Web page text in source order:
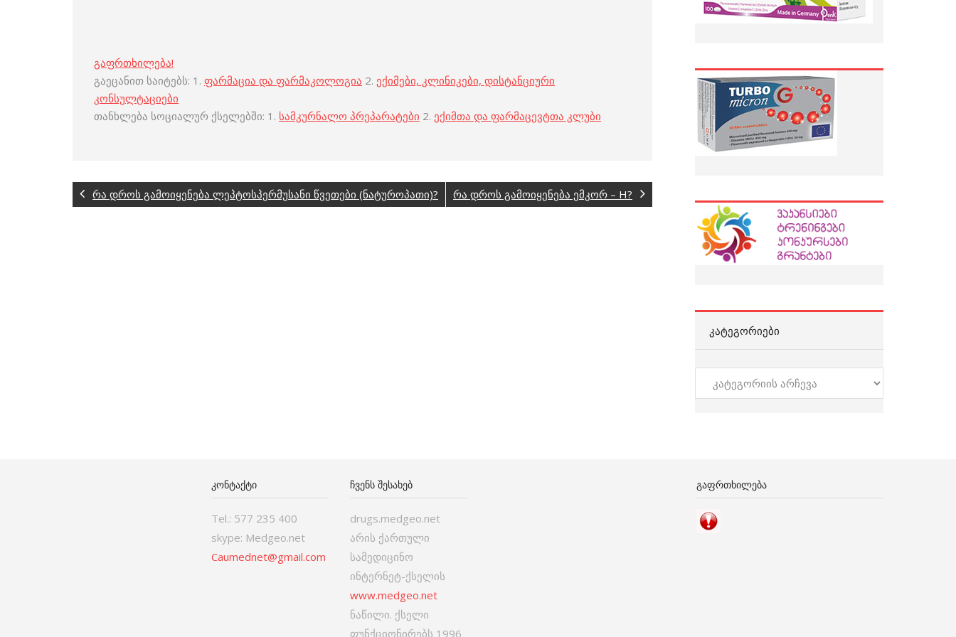
გაფრთხილება!
გაეცანით საიტებს: 1. ფარმაცია და ფარმაკოლოგია 2. ექიმები, კლინიკები, დისტანციური
კონსულტაციები
თანხლება სოციალურ ქსელებში: 1. სამკურნალო პრეპარატები 2. ექიმთა და ფარმაცევტთა კლუბი
რა დროს გამოიყენება ლეპტოსპერმუსანი წვეთები (ნატუროპათი)? რა დროს გამოიყენება ემკორ – H?
ᲙᲐᲢᲔᲒᲝᲠᲘᲔᲑᲘ
კატეგორიები
ᲙᲝᲜᲢᲐᲥᲢᲘ
Tel.: 577 235 400
skype: Medgeo.net
Caumednet@gmail.com
ᲩᲕᲔᲜᲡ ᲨᲔᲡᲐᲮᲔᲑ
drugs.medgeo.net
არის ქართული
სამედიცინო
ინტერნეტ-ქსელის
www.medgeo.net
ნაწილი. ქსელი
ფუნქციონირებს 1996
ᲒᲐᲤᲠᲗᲮᲘᲚᲔᲑᲐ